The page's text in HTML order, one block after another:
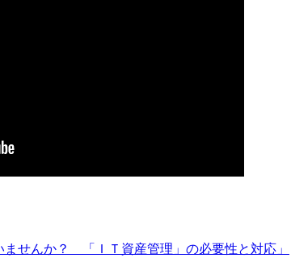
せんか？ 「ＩＴ資産管理」の必要性と対応」